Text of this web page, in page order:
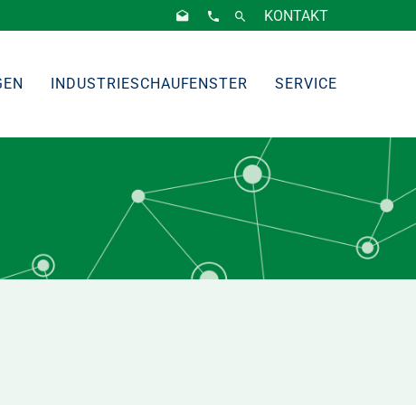
KONTAKT
INDUSTRIESCHAUFENSTER SERVICE